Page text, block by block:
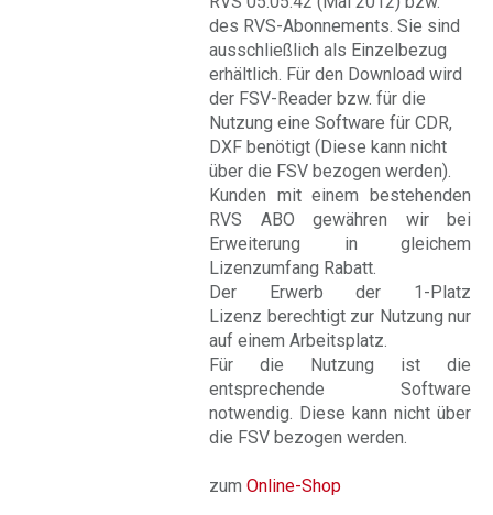
des RVS-Abonnements. Sie sind
ausschließlich als Einzelbezug
erhältlich. Für den Download wird
der FSV-Reader bzw. für die
Nutzung eine Software für CDR,
DXF benötigt (Diese kann nicht
über die FSV bezogen werden).
Kunden mit einem bestehenden
RVS ABO gewähren wir bei
Erweiterung in gleichem
Lizenzumfang Rabatt.
Der Erwerb der 1-Platz
Lizenz berechtigt zur Nutzung nur
auf einem Arbeitsplatz.
Für die Nutzung ist die
entsprechende Software
notwendig. Diese kann nicht über
die FSV bezogen werden.
zum Online-Shop